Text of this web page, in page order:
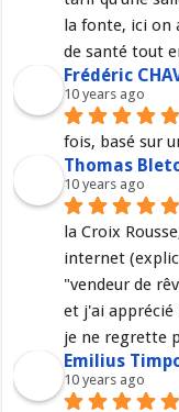
la fonte, ici on
de santé tout
Frédéric
10 years ago
fois, basé sur
Thomas
10 years ago
la Croix
internet
"vendeur de
et j'ai apprécié
je ne regrette
Emilius
10 years ago